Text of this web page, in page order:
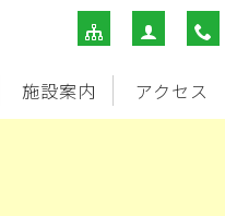
施設案内 アクセス